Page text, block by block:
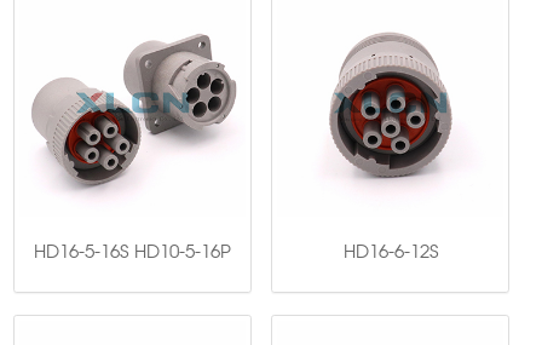
HD16-5-16S HD10-5-16P HD16-6-12S